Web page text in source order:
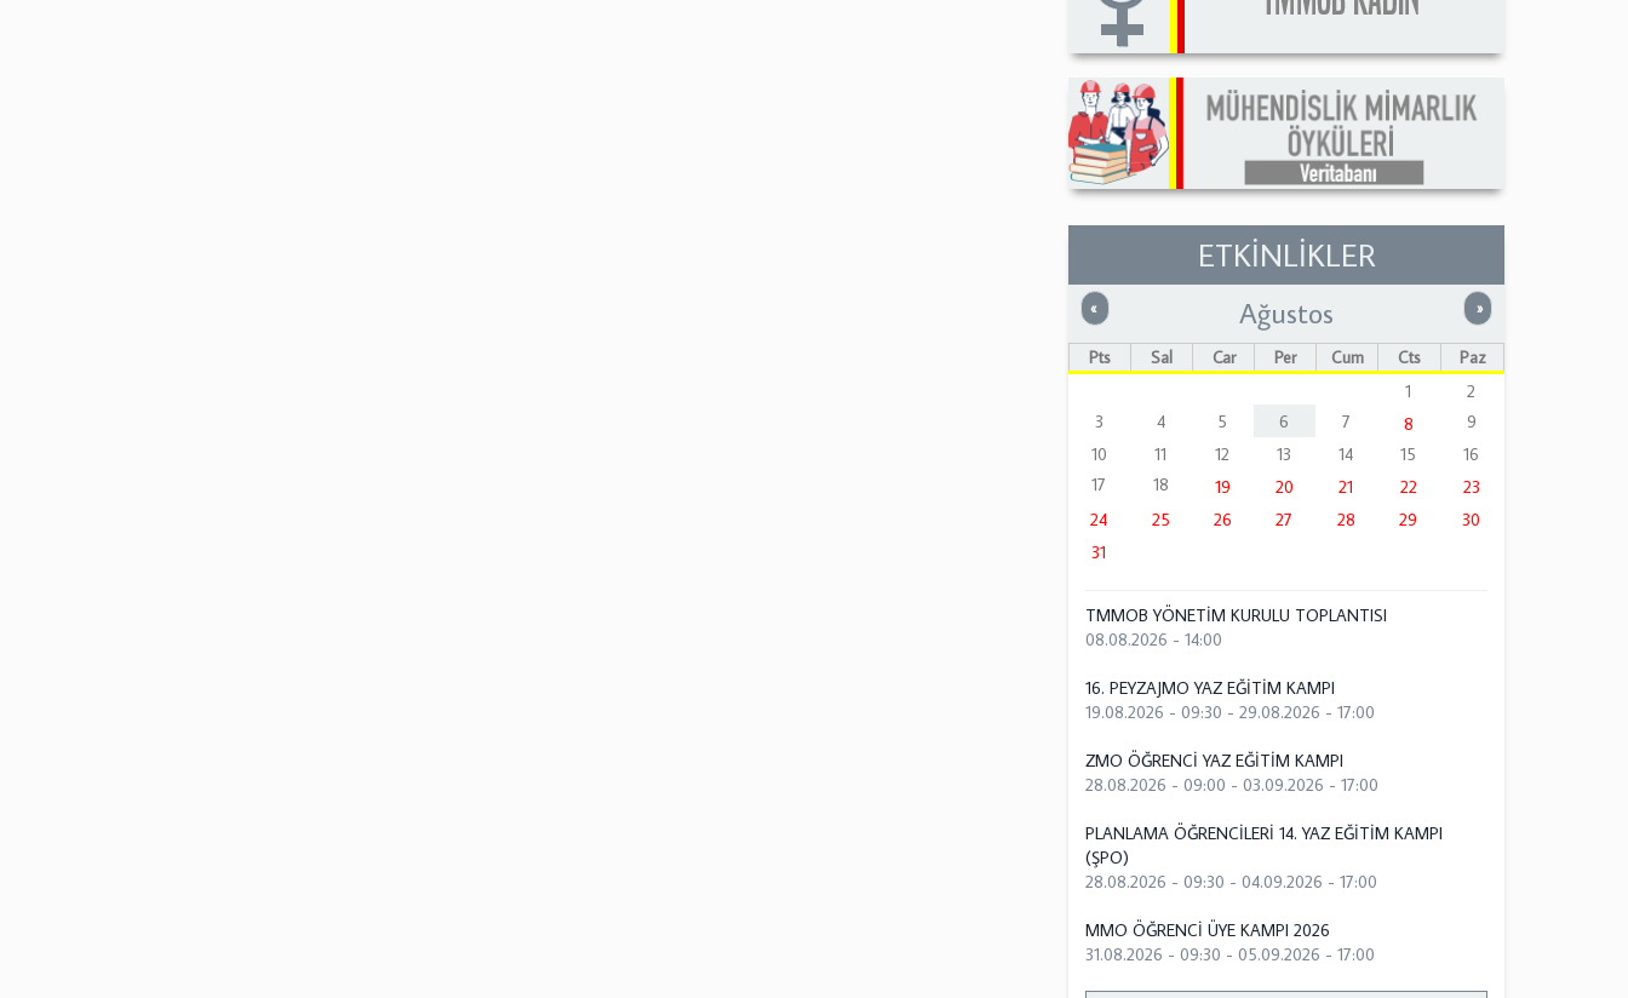
ETKİNLİKLER
« Önceki »Sonraki
Ağustos
Pts Sal Çar Per Cum Cts
Paz
1
2
3
4 5 6 7 8
9
10
11 12 13 14 15
16
17
18 19 20 21 22
23
24
25 26 27 28 29
30
31
TMMOB YÖNETİM KURULU TOPLANTISI
08.08.2026 - 14:00
16. PEYZAJMO YAZ EĞİTİM KAMPI
19.08.2026 - 09:30 -29.08.2026 - 17:00
ZMO ÖĞRENCİ YAZ EĞİTİM KAMPI
28.08.2026 - 09:00 -03.09.2026 - 17:00
PLANLAMA ÖĞRENCİLERİ 14. YAZ EĞİTİM KAMPI
(ŞPO)
28.08.2026 - 09:30 -04.09.2026 - 17:00
MMO ÖĞRENCİ ÜYE KAMPI 2026
31.08.2026 - 09:30 -05.09.2026 - 17:00